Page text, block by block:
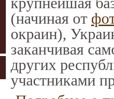
(начиная от
окраин),
заканчивая
других
участниками